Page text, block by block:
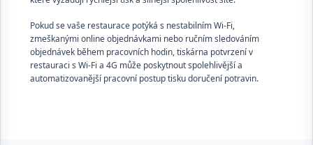
Pokud se vaše restaurace potýká s nestabilním Wi-Fi,
zmeškanými online objednávkami nebo ručním sledováním
objednávek během pracovních hodin, tiskárna potvrzení v
restauraci s Wi-Fi a 4G může poskytnout spolehlivější a
automatizovanější pracovní postup tisku doručení potravin.